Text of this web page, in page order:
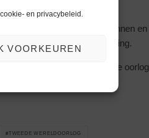
en privacybeleid.
VOORKEUREN
om hem heen beter kennen en
aan bod komen in de verfilming.
een realistisch beeld van de oorlog
TWEEDE WERELDOORLOG